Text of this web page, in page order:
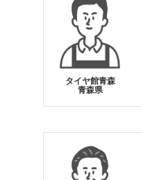
タイヤ館青森
青森県